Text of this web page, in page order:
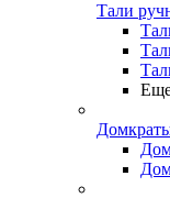
Тали